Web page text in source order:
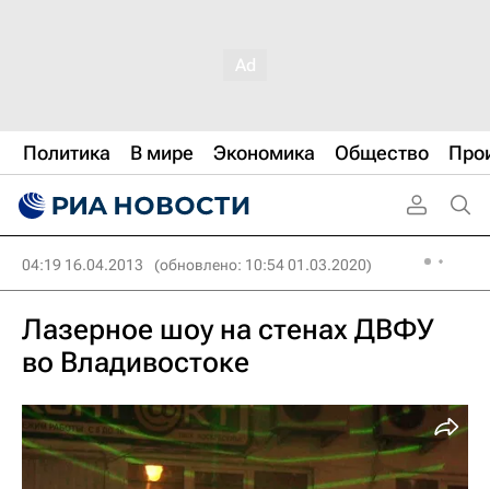
Политика В мире Экономика Общество
04:19 16.04.2013 (обновлено: 10:54 01.03.2020)
Лазерное шоу на стенах ДВФУ
во Владивостоке